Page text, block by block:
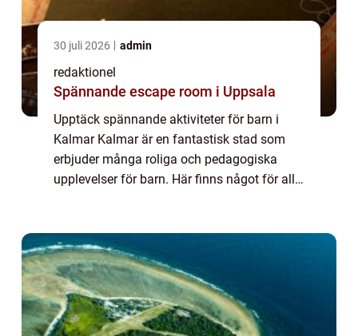
30 juli 2026 admin
redaktionel
Spännande escape room i Uppsala
Upptäck spännande aktiviteter för barn i
Kalmar Kalmar är en fantastisk stad som
erbjuder många roliga och pedagogiska
upplevelser för barn. Här finns något för alla